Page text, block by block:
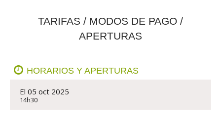
TARIFAS / MODOS DE PAGO /
APERTURAS
HORARIOS Y APERTURAS
El 05 oct 2025
14h30